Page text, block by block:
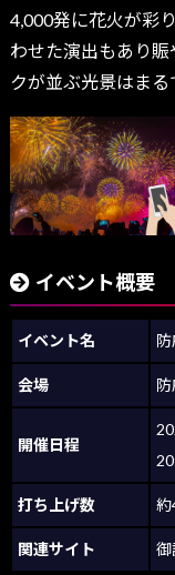
4,000発に花火が彩
わせた演出もあり
クが並ぶ光景はまる
イベント概要
イベント名
会場
開催日程
打ち上げ数 約
関連サイト 御